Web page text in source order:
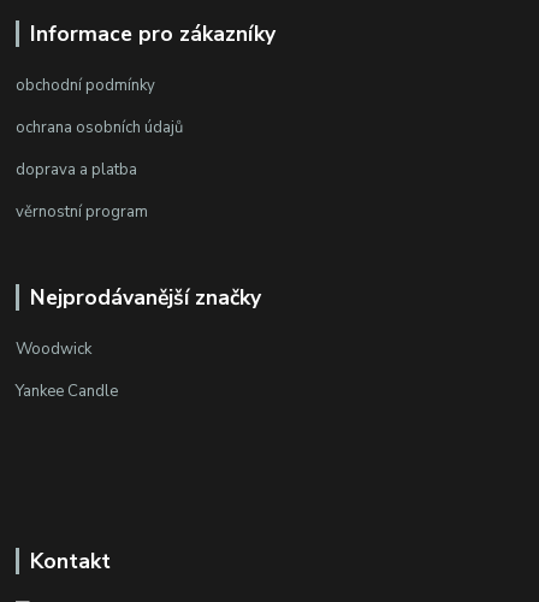
Informace pro zákazníky
obchodní podmínky
ochrana osobních údajů
doprava a platba
věrnostní program
Nejprodávanější značky
Woodwick
Yankee Candle
Kontakt